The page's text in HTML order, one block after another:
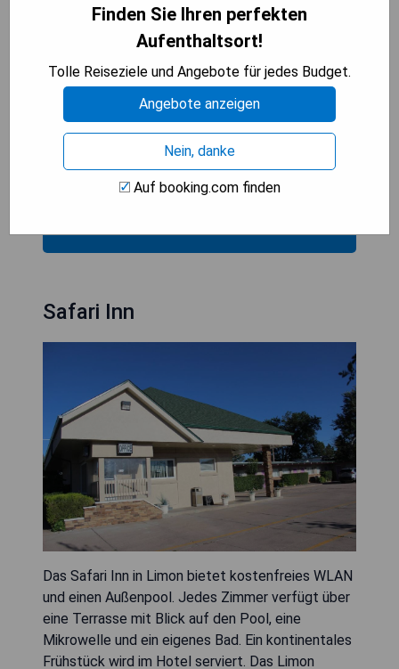
Privatparkplätze. Der nächstgelegene Flughafen
ist der Colorado Springs Airport, der 104 km vom
Best Western Limon entfernt liegt.
- Außenpool
- Kostenfreies WLAN
- 24-Stunden-Rezeption
- Fitnessstudio verfügbar
- Kostenlose Parkplätze
Safari Inn
Das Safari Inn in Limon bietet kostenfreies WLAN
und einen Außenpool. Jedes Zimmer verfügt über
eine Terrasse mit Blick auf den Pool, eine
Mikrowelle und ein eigenes Bad. Ein kontinentales
Frühstück wird im Hotel serviert. Das Limon
Finden Sie Ihren perfekten
Aufenthaltsort!
Tolle Reiseziele und Angebote für jedes Budget.
Angebote anzeigen
Nein, danke
Auf booking.com finden